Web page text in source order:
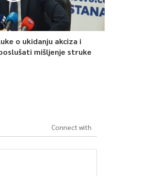
o ukidanju akciza i
mišljenje struke
Connect with